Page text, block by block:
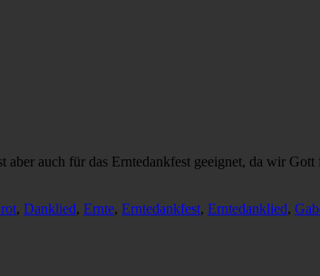
auch für das Erntedankfest geeignet, da wir
, Danklied, Ernte, Erntedankfest, Erntedanklied,